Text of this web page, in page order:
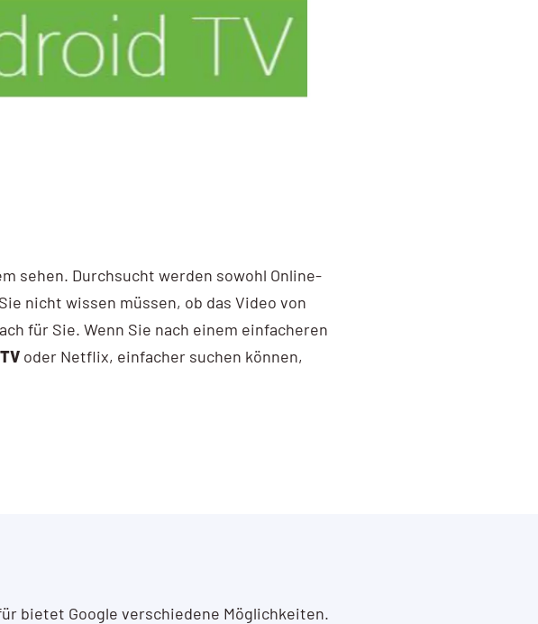
sehen. Durchsucht werden sowohl Online-
nicht wissen müssen, ob das Video von
für Sie. Wenn Sie nach einem einfacheren
oder Netflix, einfacher suchen können,
bietet Google verschiedene Möglichkeiten.